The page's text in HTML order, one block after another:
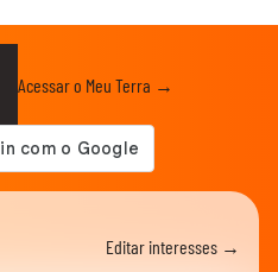
Acessar o Meu Terra →
Editar interesses →